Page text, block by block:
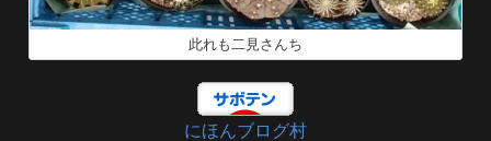
此れも二見さんち
にほんブログ村